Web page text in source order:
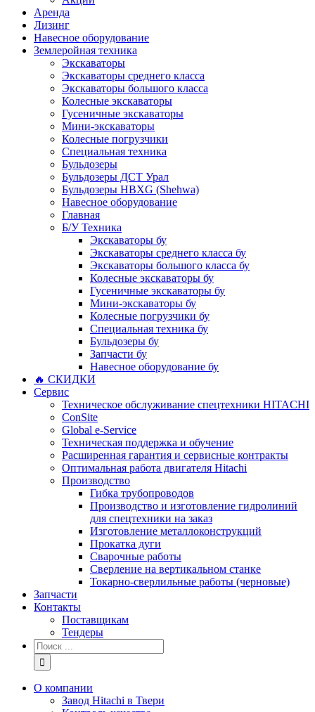
Аренда
Лизинг
Навесное оборудование
Землеройная техника
Экскаваторы
Экскаваторы среднего класса
Экскаваторы большого класса
Колесные экскаваторы
Гусеничные экскаваторы
Мини-экскаваторы
Колесные погрузчики
Специальная техника
Бульдозеры
Бульдозеры ДСТ Урал
Бульдозеры HBXG (Shehwa)
Навесное оборудование
Главная
Б/У Техника
Экскаваторы бу
Экскаваторы среднего класса бу
Экскаваторы большого класса бу
Колесные экскаваторы бу
Гусеничные экскаваторы бу
Мини-экскаваторы бу
Колесные погрузчики бу
Специальная техника бу
Бульдозеры бу
Запчасти бу
Навесное оборудование бу
🔥 СКИДКИ
Сервис
Техническое обслуживание спецтехники HITACHI
ConSite
Global e-Service
Техническая поддержка и обучение
Расширенная гарантия и сервисные контракты
Оптимальная работа двигателя Hitachi
Производство
Гибка трубопроводов
Производство и изготовление гидролиний
для спецтехники на заказ
Изготовление металлоконструкций
Прокатка дуги
Сварочные работы
Сверление на вертикальном станке
Токарно-сверлильные работы (черновые)
Запчасти
Контакты
Поставщикам
Тендеры
Результат
поиска:
О компании
Завод Hitachi в Твери